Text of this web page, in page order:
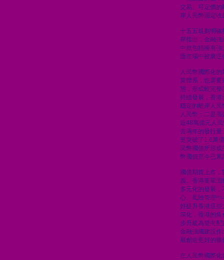
交易、可定價的
岸人民幣固定
十五五規劃明確
席指出，金融
中就包括擁有強
匯市場中被廣
人民幣國際化
算體系，也需要
態，形成較完整
持續發展，香港
穩定的離岸人
人民幣；二是
近48萬億元人
去兩年的發行
更突破了1.6萬
民幣國債所形
幣國債至今已
國債期貨上市
義。香港要鞏固
多元化的發展
心、風險管理中
好提升香港這些
深化，香港的角
步升級為雙向配
金融強國建設作
展創造更好的條
在人民幣國際化